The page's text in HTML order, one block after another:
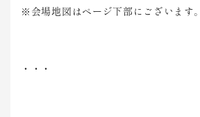
※会場地図はページ下部にございます。
・・・